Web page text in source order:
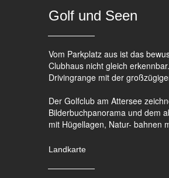
Golf und Seen
Vom Parkplatz aus ist das
Clubhaus nicht gleich
Drivingrange mit der
Der Golfclub am Attersee
Bilderbuchpanorama und dem
mit Hügellagen, Natur- bahnen
Landkarte